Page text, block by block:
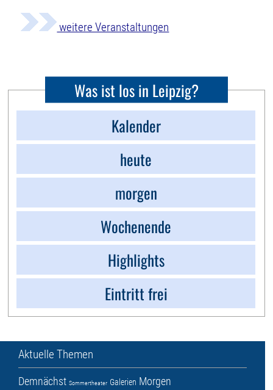
weitere Veranstaltungen
Was ist los in Leipzig?
Kalender
heute
morgen
Wochenende
Highlights
Eintritt frei
Aktuelle Themen
Demnächst Sommertheater Galerien Morgen